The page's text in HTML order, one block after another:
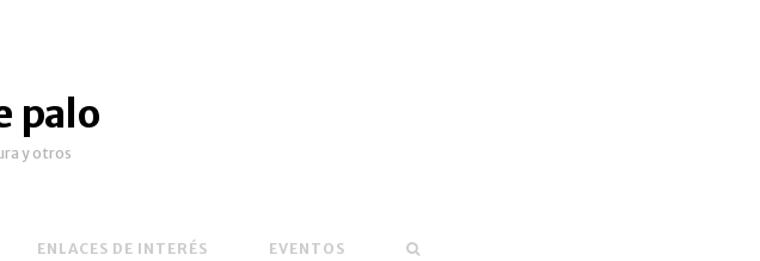
palo
y otros
ENLACES DE INTERÉS EVENTOS